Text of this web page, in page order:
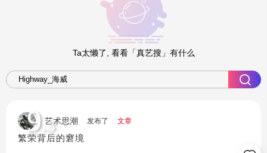
Ta太懒了, 看看「真艺搜」有什么
艺术思潮 发布了 文章
繁荣背后的窘境
9.3